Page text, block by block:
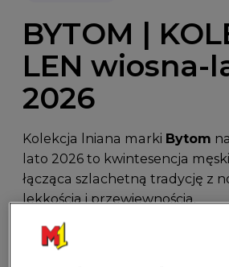
BYTOM |
LEN wiosna-
2026
Kolekcja lniana marki Bytom
lato 2026 to kwintesencja
łącząca szlachetną tradycję z
lekkością i przewiewnością.
Odwiedź salon
i odkryj bogatą paletę